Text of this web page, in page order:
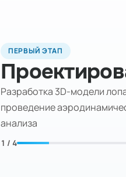
ПЕРВЫЙ ЭТАП
Разработка 3D-модели
проведение
анализа
1 / 4